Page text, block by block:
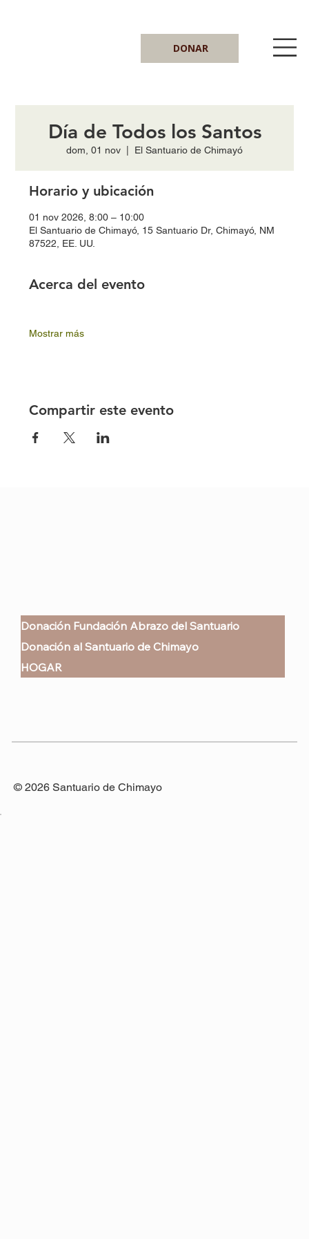
DONAR
Día de Todos los Santos
dom, 01 nov El Santuario de Chimayó
Horario y ubicación
01 nov 2026, 8:00 – 10:00
El Santuario de Chimayó, 15 Santuario Dr, Chimayó, NM
87522, EE. UU.
Acerca del evento
Mostrar más
Compartir este evento
Donación Fundación Abrazo del Santuario
Donación al Santuario de Chimayo
HOGAR
© 2026 Santuario de Chimayo